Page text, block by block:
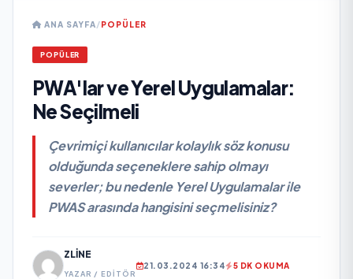
ANA SAYFA/POPÜLER
POPÜLER
PWA'lar ve Yerel Uygulamalar:
Ne Seçilmeli
Çevrimiçi kullanıcılar kolaylık söz konusu
olduğunda seçeneklere sahip olmayı
severler; bu nedenle Yerel Uygulamalar ile
PWAS arasında hangisini seçmelisiniz?
ZLINE
YAZAR / EDITÖR
21.03.2024 16:34 5 DK OKUMA